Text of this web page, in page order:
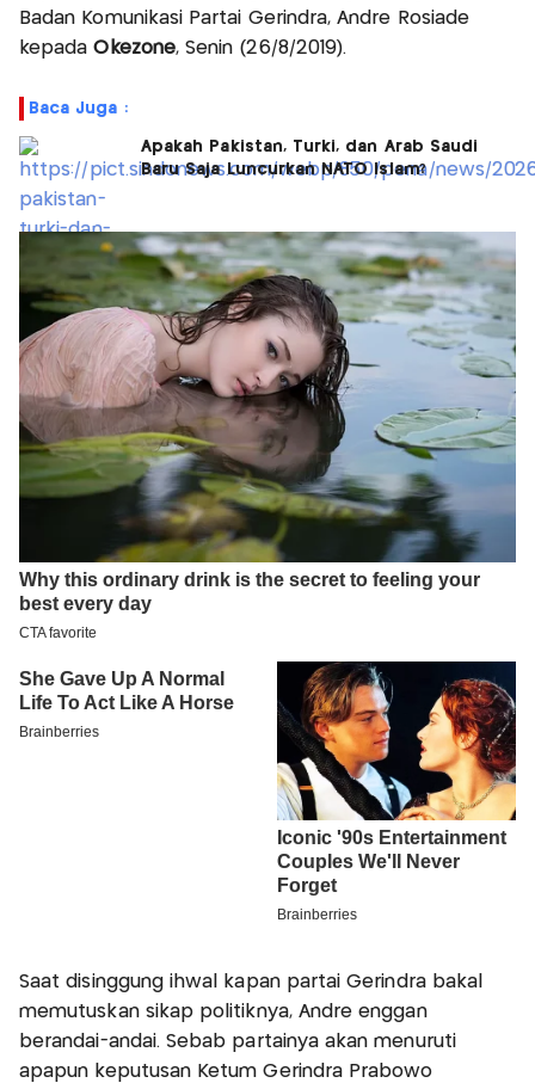
Badan Komunikasi Partai Gerindra, Andre Rosiade
kepadaOkezone, Senin (26/8/2019).
Baca Juga :
Apakah Pakistan, Turki, dan Arab Saudi
Baru Saja Luncurkan NATO Islam?
Saat disinggung ihwal kapan partai Gerindra bakal
memutuskan sikap politiknya, Andre enggan
berandai-andai. Sebab partainya akan menuruti
apapun keputusan Ketum Gerindra Prabowo